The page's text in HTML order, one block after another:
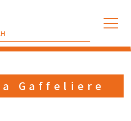
Gaffeliere